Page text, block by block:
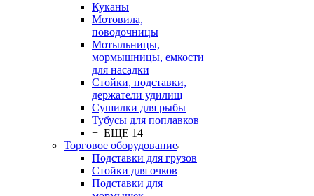
Куканы
Мотовила,
поводочницы
Мотыльницы,
мормышницы, емкости
для насадки
Стойки, подставки,
держатели удилищ
Сушилки для рыбы
Тубусы для поплавков
+ ЕЩЕ 14
Торговое оборудование
Подставки для грузов
Стойки для очков
Подставки для